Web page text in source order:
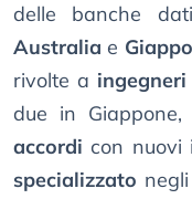
delle banche
Australia e
rivolte a
due in
accordi con nuovi
specializzato